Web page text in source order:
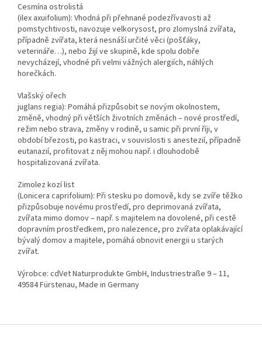
Cesmína ostrolistá
(ilex axuifolium): Vhodná při přehnané podezřívavosti až
pomstychtivosti, navozuje velkorysost, pro zlomyslná zvířata,
případně zvířata, která nesnáší určité věci (pošťáky,
veterináře…), nebo žijí ve skupině, kde spolu dobře
nevycházejí, vhodné při velmi vážných alergiích, náhlých
horečkách.
Vlašský ořech
juglans regia): Pomáhá přizpůsobit se novým okolnostem,
změně, vhodný při větších životních změnách – nové prostředí,
režim nebo strava, změny v rodině, u samic při první říji, v
období březosti, po kastraci, v souvislosti s anestezií, případně
eutanazií, profitovat z něj mohou např. i dlouhodobě
hospitalizovaná zvířata.
Zimolez kozí list
(Lonicera caprifolium): Při stesku po domově, kdy se zvíře těžko
přizpůsobuje novému prostředí, pro deprimovaná zvířata,
zvířata mimo domov – např. s majitelem na dovolené, při cestě
dopravním prostředkem, pro nalezence, pro zvířata oplakávající
bývalý domov a majitele, pomáhá obnovit energii u starých
zvířat.
Výrobce: cdVet Naturprodukte GmbH, Industriestraße 9 – 11,
49584 Fürstenau, Made in Germany